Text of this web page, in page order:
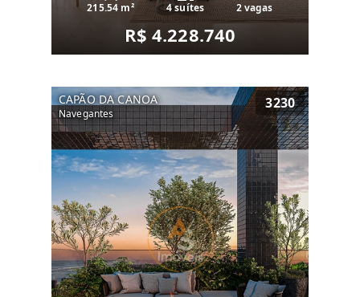
215.54 m² 4 suítes 2 vagas
R$ 4.228.740
CAPÃO DA CANOA
Navegantes
3230